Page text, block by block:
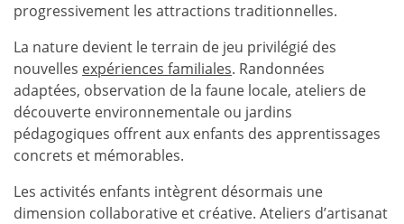
progressivement les attractions traditionnelles.
La nature devient le terrain de jeu privilégié des
nouvelles expériences familiales. Randonnées
adaptées, observation de la faune locale, ateliers de
découverte environnementale ou jardins
pédagogiques offrent aux enfants des apprentissages
concrets et mémorables.
Les activités enfants intègrent désormais une
dimension collaborative et créative. Ateliers d’artisanat